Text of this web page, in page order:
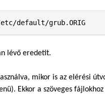
default/grub.ORIG
lévő eredetit.
mikor is az elérési
Ekkor a szöveges